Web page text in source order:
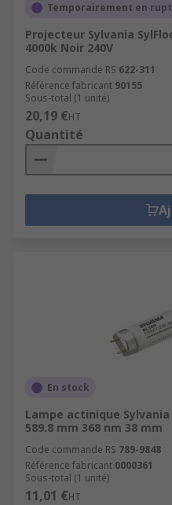
Temporairement en
Projecteur Sylvania
4000k Noir 240V
Code commande RS 622-311
Référence fabricant 90155
Sous-total (1 unité)
20,19 €HT
Quantité
En stock
Lampe actinique
589.8 mm 368 nm 38 mm
Code commande RS 789-9848
Référence fabricant 0000361
Sous-total (1 unité)
11,01 €HT